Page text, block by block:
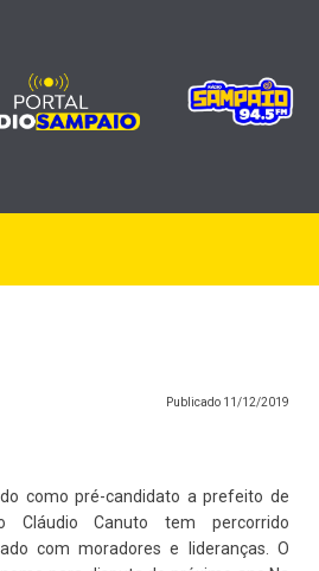
Publicado 11/12/2019
como pré-candidato a prefeito de
Cláudio Canuto tem percorrido
com moradores e lideranças. O